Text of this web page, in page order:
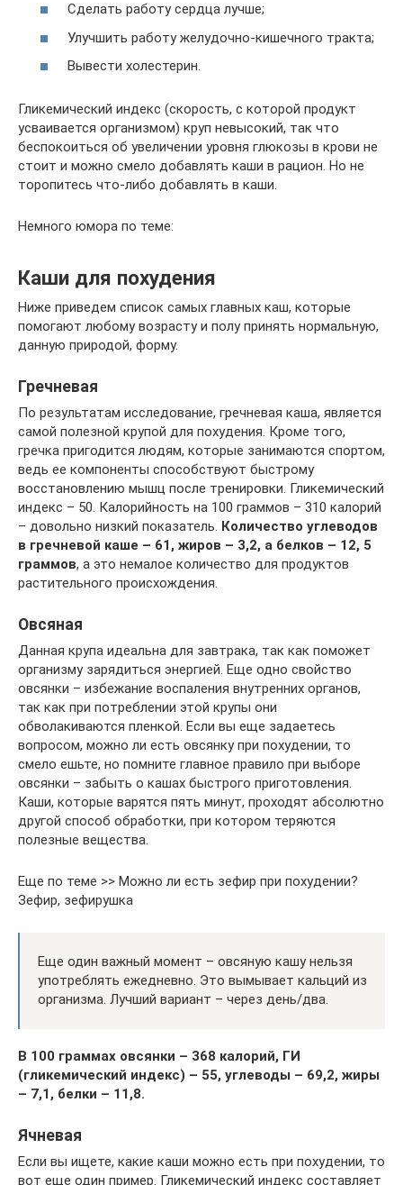
Сделать работу сердца лучше;
Улучшить работу желудочно-кишечного тракта;
Вывести холестерин.
Гликемический индекс (скорость, с которой продукт
усваивается организмом) круп невысокий, так что
беспокоиться об увеличении уровня глюкозы в крови не
стоит и можно смело добавлять каши в рацион. Но не
торопитесь что-либо добавлять в каши.
Немного юмора по теме:
Каши для похудения
Ниже приведем список самых главных каш, которые
помогают любому возрасту и полу принять нормальную,
данную природой, форму.
Гречневая
По результатам исследование, гречневая каша, является
самой полезной крупой для похудения. Кроме того,
гречка пригодится людям, которые занимаются спортом,
ведь ее компоненты способствуют быстрому
восстановлению мышц после тренировки. Гликемический
индекс – 50. Калорийность на 100 граммов – 310 калорий
– довольно низкий показатель. Количество углеводов
в гречневой каше – 61, жиров – 3,2, а белков – 12, 5
граммов, а это немалое количество для продуктов
растительного происхождения.
Овсяная
Данная крупа идеальна для завтрака, так как поможет
организму зарядиться энергией. Еще одно свойство
овсянки – избежание воспаления внутренних органов,
так как при потреблении этой крупы они
обволакиваются пленкой. Если вы еще задаетесь
вопросом, можно ли есть овсянку при похудении, то
смело ешьте, но помните главное правило при выборе
овсянки – забыть о кашах быстрого приготовления.
Каши, которые варятся пять минут, проходят абсолютно
другой способ обработки, при котором теряются
полезные вещества.
Еще по теме >> Можно ли есть зефир при похудении?
Зефир, зефирушка
Еще один важный момент – овсяную кашу нельзя
употреблять ежедневно. Это вымывает кальций из
организма. Лучший вариант – через день/два.
В 100 граммах овсянки – 368 калорий, ГИ
(гликемический индекс) – 55, углеводы – 69,2, жиры
– 7,1, белки – 11,8.
Ячневая
Если вы ищете, какие каши можно есть при похудении, то
вот еще один пример. Гликемический индекс составляет